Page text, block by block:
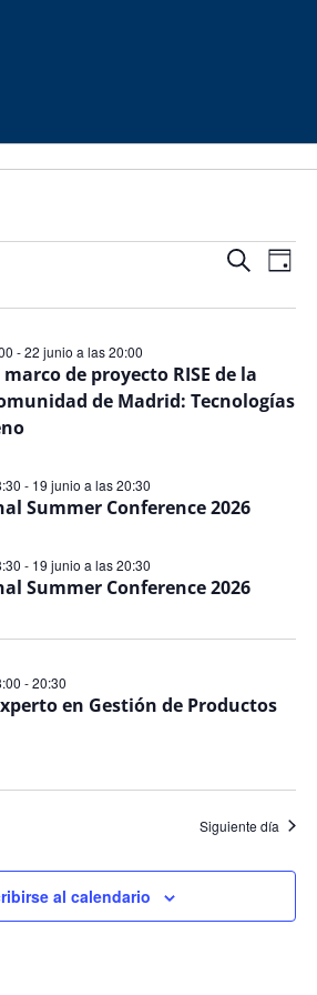
de
y
BuscarDía
de proyecto RISE de la
de Madrid: Tecnologías
-22 junio a las 20:00
Summer Conference 2026
- 19 junio a las 20:30
Summer Conference 2026
- 19 junio a las 20:30
en Gestión de Productos
-20:30
Siguiente día
al calendario